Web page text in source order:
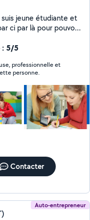
jeune étudiante et
ci par là pour pouvoir
aussi de l'aide au
2nd. Je m'occupe
sorties ou visites
plus d'informations
: 5/5
et
personne.
Contacter
Auto-entrepreneur